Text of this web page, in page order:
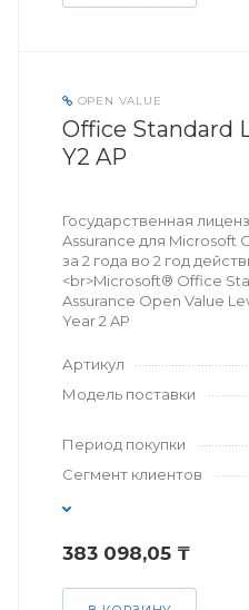
OPEN VALUE
Office Standard
Y2 AP
Государственная
Assurance для Microsoft
за 2 года во 2 год
<br>Microsoft® Office
Assurance Open Value
Year 2 AP
Артикул
Модель поставки
Период покупки
Сегмент клиентов
383 098,05 ₸